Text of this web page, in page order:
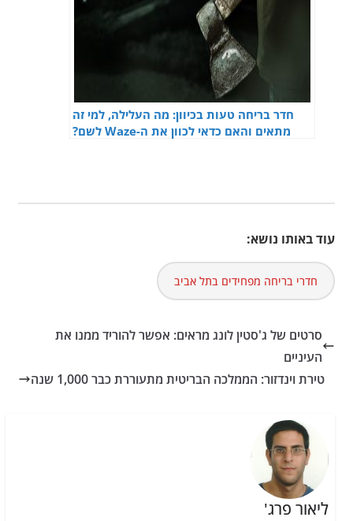
חדר בריחה טעות בכיוון: מה העלילה, למי זה
מתאים והאם כדאי לכוון את ה-Waze לשם?
עוד באותו נושא:
חדרי בריחה מפחידים בתל אביב
סרטים של ג'סטין לונג מראים: אפשר להוריד ממנו את
העיניים
טירת וינדזור: הממלכה הבריטית מתעוררת כבר 1,000 שנה
ליאור פרג'